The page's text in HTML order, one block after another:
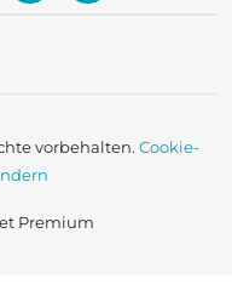
Premium
vorbehalten. Cookie-